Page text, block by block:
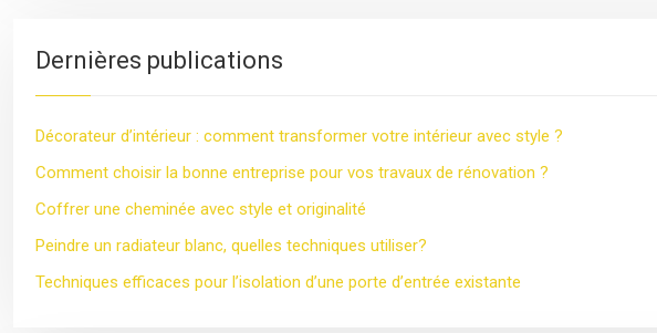
Dernières publications
Décorateur d’intérieur : comment transformer votre intérieur avec style ?
Comment choisir la bonne entreprise pour vos travaux de rénovation ?
Coffrer une cheminée avec style et originalité
Peindre un radiateur blanc, quelles techniques utiliser?
Techniques efficaces pour l’isolation d’une porte d’entrée existante